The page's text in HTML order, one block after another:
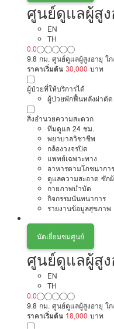
ศูนย์ดูแลผู้สู
โฮมแคร์
EN
TH
0.0
9.8 กม. ศูนย์ดูแลผู้สูงอายุ ใ
ราคาเริ่มต้น 30,000 บาท
ผู้ป่วยที่ให้บริการได้
ผู้ป่วยพักฟื้นหลังผ่าตัด
สิ่งอำนวยความสะดวก
ทีมดูแล 24 ชม.
พยาบาลวิชาชีพ
กล้องวงจรปิด
แพทย์เฉพาะทาง
อาหารตามโภชนาการ
ดูแลความสะอาด ซัก
กายภาพบำบัด
กิจกรรมนันทนาการ
รายงานข้อมูลสุขภาพ
นัดเยี่ยมชมศูนย์
ศูนย์ดูแลผู้สู
สาขาอนามั
EN
TH
0.0
9.8 กม. ศูนย์ดูแลผู้สูงอายุ ใ
ราคาเริ่มต้น 18,000 บาท